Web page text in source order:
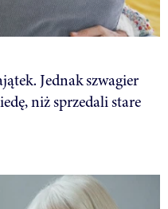
Jednak szwagier
niż sprzedali stare